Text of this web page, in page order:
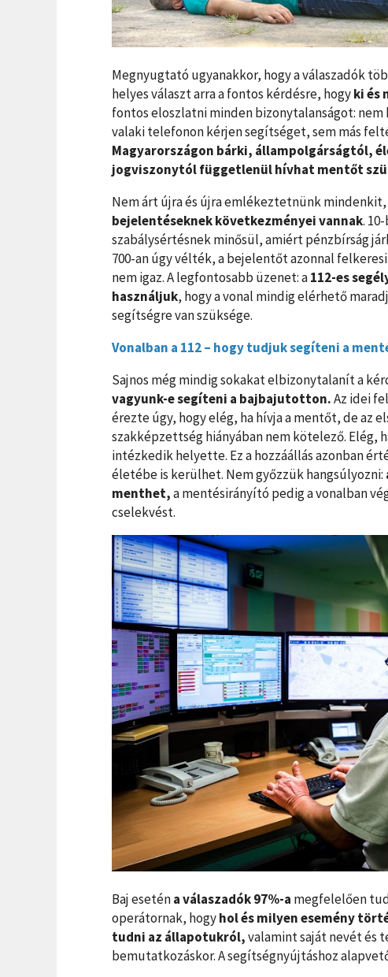
Megnyugtató ugyanakkor, hogy a válaszadók
helyes választ arra a fontos kérdésre, hogyki és
fontos eloszlatni minden bizonytalanságot:
valaki telefonon kérjen segítséget, sem más
Magyarországon bárki, állampolgárságtól,
jogviszonytól függetlenül hívhat mentőt
Nem árt újra és újra emlékeztetnünk mindenkit,
bejelentéseknek következményei vannak.
szabálysértésnek minősül, amiért pénzbírság
700-an úgy vélték, a bejelentőt azonnal
nem igaz. A legfontosabb üzenet: a112-es
használjuk, hogy a vonal mindig elérhető
segítségre van szüksége.
Vonalban a 112 – hogy tudjuk segíteni a
Sajnos még mindig sokakat elbizonytalanít a
vagyunk-e segíteni a bajbajutotton.Az idei
érezte úgy, hogy elég, ha hívja a mentőt, de az
szakképzettség hiányában nem kötelező. Elég,
intézkedik helyette. Ez a hozzáállás azonban
életébe is kerülhet. Nem győzzük hangsúlyozni:
menthet,a mentésirányító pedig a vonalban
cselekvést.
Baj eseténa válaszadók 97%-a megfelelően
operátornak, hogyhol és milyen esemény
tudni az állapotukról,valamint saját nevét és
bemutatkozáskor. A segítségnyújtáshoz